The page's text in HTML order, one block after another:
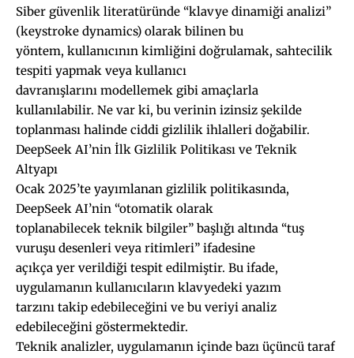
Siber güvenlik literatüründe “klavye dinamiği analizi”
(keystroke dynamics) olarak bilinen bu
yöntem, kullanıcının kimliğini doğrulamak, sahtecilik
tespiti yapmak veya kullanıcı
davranışlarını modellemek gibi amaçlarla
kullanılabilir. Ne var ki, bu verinin izinsiz şekilde
toplanması halinde ciddi gizlilik ihlalleri doğabilir.
DeepSeek AI’nin İlk Gizlilik Politikası ve Teknik
Altyapı
Ocak 2025’te yayımlanan gizlilik politikasında,
DeepSeek AI’nin “otomatik olarak
toplanabilecek teknik bilgiler” başlığı altında “tuş
vuruşu desenleri veya ritimleri” ifadesine
açıkça yer verildiği tespit edilmiştir. Bu ifade,
uygulamanın kullanıcıların klavyedeki yazım
tarzını takip edebileceğini ve bu veriyi analiz
edebileceğini göstermektedir.
Teknik analizler, uygulamanın içinde bazı üçüncü taraf